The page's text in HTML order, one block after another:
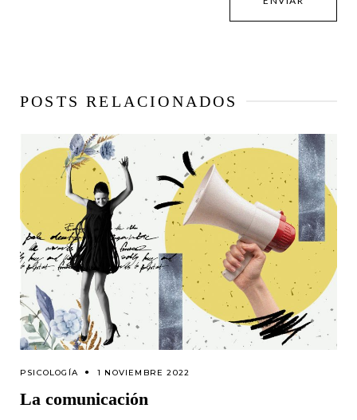
POSTS RELACIONADOS
PSICOLOGÍA 1 NOVIEMBRE 2022
La comunicación